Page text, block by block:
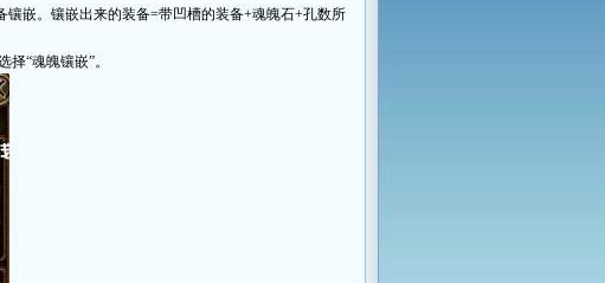
嵌。镶嵌出来的装备=带凹槽的装备+魂魄石+孔数所
“魂魄镶嵌”。